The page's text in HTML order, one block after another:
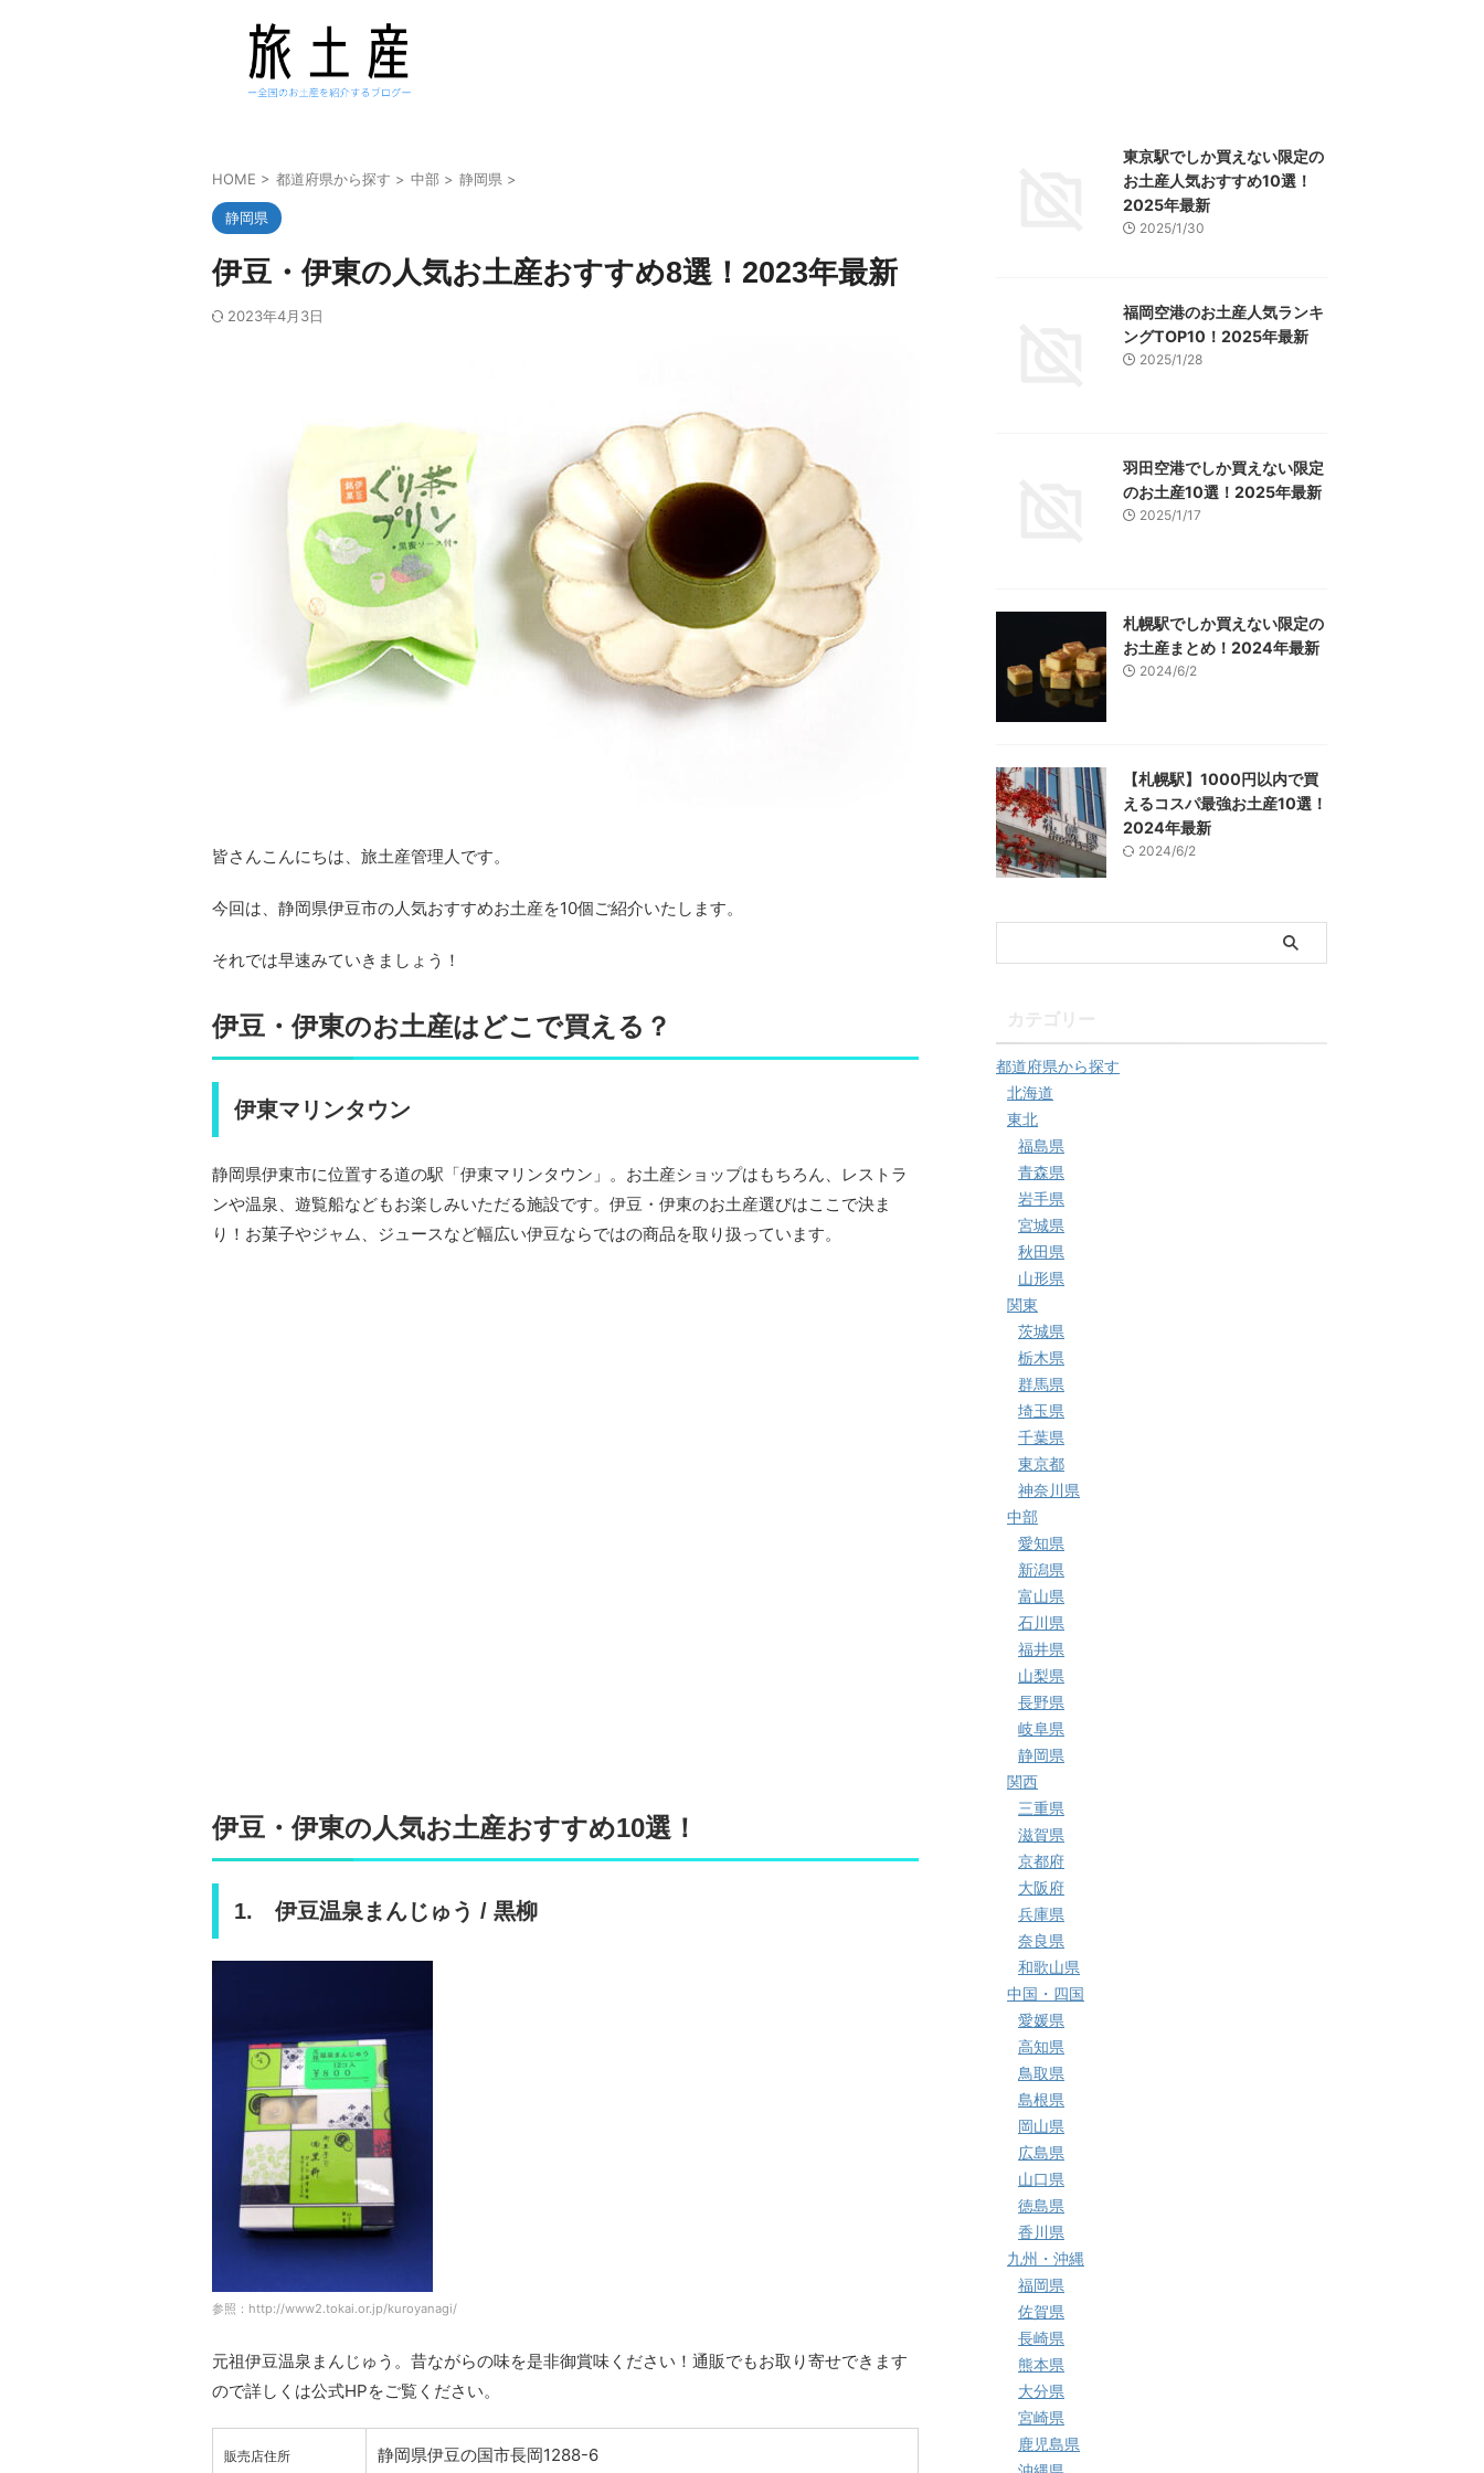
HOME > 都道府県から探す > 中部 > 静岡県 >
静岡県
伊豆・伊東の人気お土産おすすめ8選！2023年最新
2023年4月3日
皆さんこんにちは、旅土産管理人です。
今回は、静岡県伊豆市の人気おすすめお土産を10個ご紹介いたします。
それでは早速みていきましょう！
伊豆・伊東のお土産はどこで買える？
伊東マリンタウン
静岡県伊東市に位置する道の駅「伊東マリンタウン」。お土産ショップはもちろん、レストラ
ンや温泉、遊覧船などもお楽しみいただる施設です。伊豆・伊東のお土産選びはここで決ま
り！お菓子やジャム、ジュースなど幅広い伊豆ならではの商品を取り扱っています。
伊豆・伊東の人気お土産おすすめ10選！
1. 伊豆温泉まんじゅう / 黒柳
参照：http://www2.tokai.or.jp/kuroyanagi/
元祖伊豆温泉まんじゅう。昔ながらの味を是非御賞味ください！通販でもお取り寄せできます
ので詳しくは公式HPをご覧ください。
販売店住所 静岡県伊豆の国市長岡1288-6
東京駅でしか買えない限定の
お土産人気おすすめ10選！
2025年最新
2025/1/30
福岡空港のお土産人気ランキ
ングTOP10！2025年最新
2025/1/28
羽田空港でしか買えない限定
のお土産10選！2025年最新
2025/1/17
札幌駅でしか買えない限定の
お土産まとめ！2024年最新
2024/6/2
【札幌駅】1000円以内で買
えるコスパ最強お土産10選！
2024年最新
2024/6/2
都道府県から探す
北海道
東北
福島県
青森県
岩手県
宮城県
秋田県
山形県
関東
茨城県
栃木県
群馬県
埼玉県
千葉県
東京都
神奈川県
中部
愛知県
新潟県
富山県
石川県
福井県
山梨県
長野県
岐阜県
静岡県
関西
三重県
滋賀県
京都府
大阪府
兵庫県
奈良県
和歌山県
中国・四国
愛媛県
高知県
鳥取県
島根県
岡山県
広島県
山口県
徳島県
香川県
九州・沖縄
福岡県
佐賀県
長崎県
熊本県
大分県
宮崎県
鹿児島県